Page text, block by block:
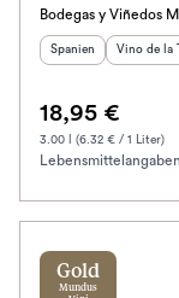
Bodegas y Viñedos
Herkunftsland:
Spanien Vino de la
18,95 €
3.00 l (6.32 € / 1 Liter)
Lebensmittelangaben
Gold
Mundus